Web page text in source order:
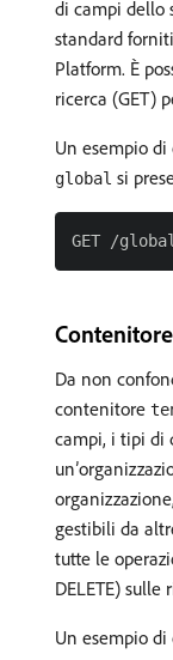
di campi dello
standard
Platform. È
ricerca (GET)
Un esempio
global si
Da non
contenitore
campi, i tipi di
gestibili da
tutte le
DELETE)
Un esempio